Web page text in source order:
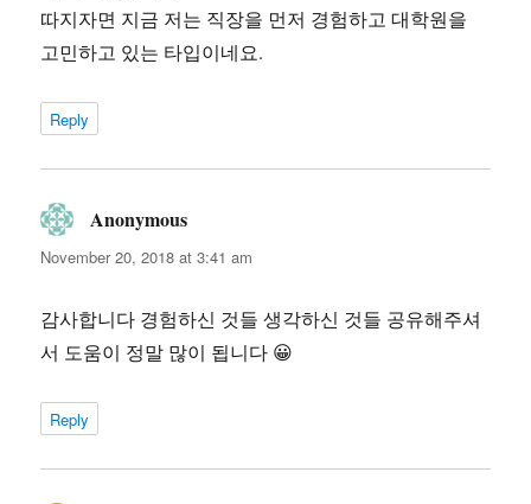
따지자면 지금 저는 직장을 먼저 경험하고 대학원을
고민하고 있는 타입이네요.
Reply
Anonymous
November 20, 2018 at 3:41 am
감사합니다 경험하신 것들 생각하신 것들 공유해주셔
서 도움이 정말 많이 됩니다 😀
Reply